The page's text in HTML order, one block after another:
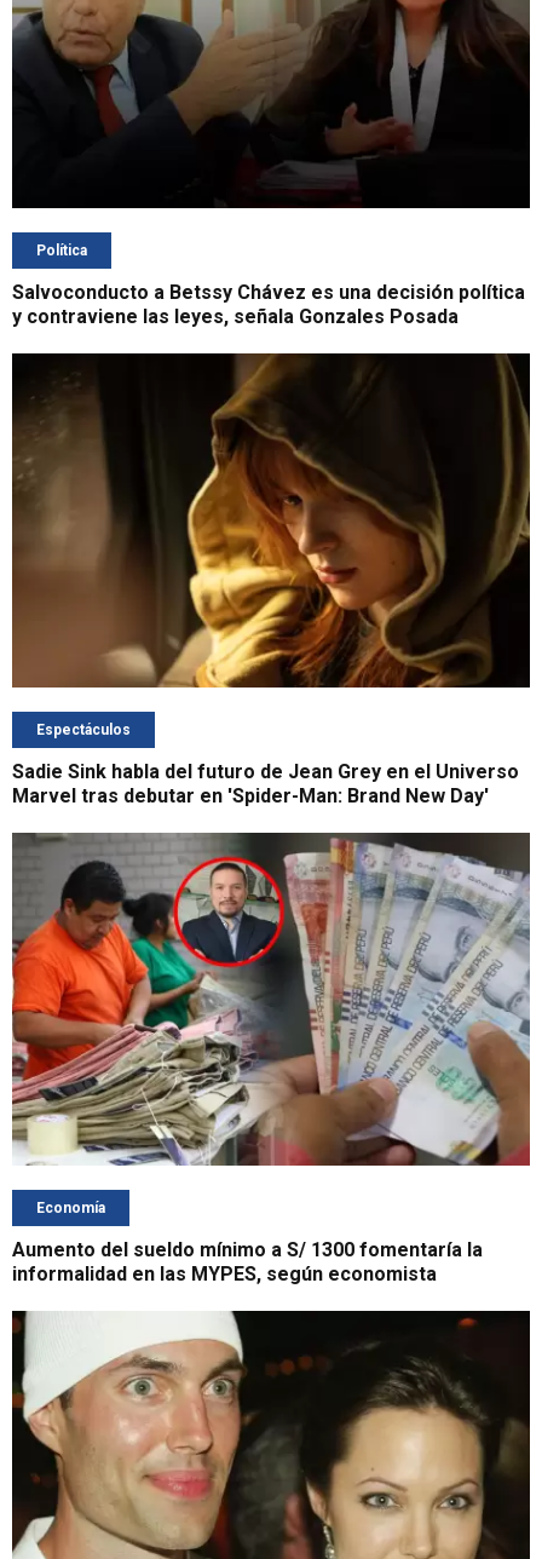
Política
Salvoconducto a Betssy Chávez es una decisión política
y contraviene las leyes, señala Gonzales Posada
Espectáculos
Sadie Sink habla del futuro de Jean Grey en el Universo
Marvel tras debutar en 'Spider-Man: Brand New Day'
Economía
Aumento del sueldo mínimo a S/ 1300 fomentaría la
informalidad en las MYPES, según economista